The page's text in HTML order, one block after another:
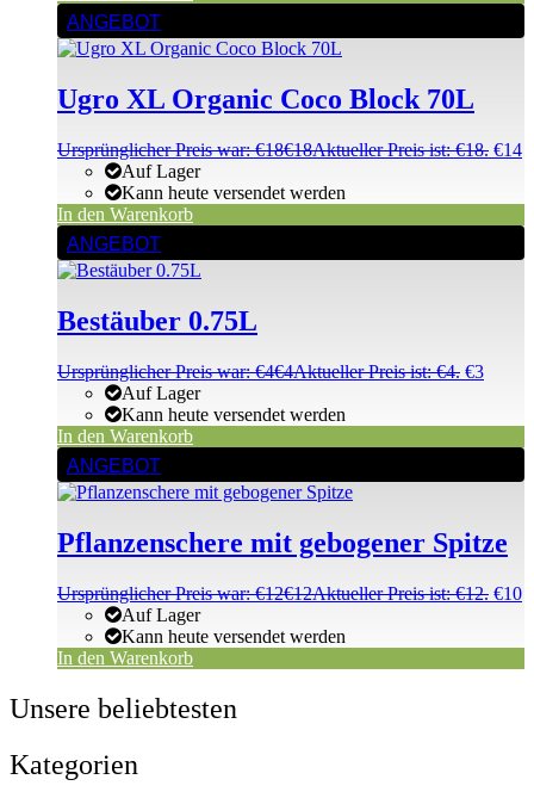
ANGEBOT
Ugro XL Organic Coco Block 70L
Ursprünglicher Preis war: €18€18Aktueller Preis ist: €18. €14
Auf Lager
Kann heute versendet werden
In den Warenkorb
ANGEBOT
Bestäuber 0.75L
Ursprünglicher Preis war: €4€4Aktueller Preis ist: €4. €3
Auf Lager
Kann heute versendet werden
In den Warenkorb
ANGEBOT
Pflanzenschere mit gebogener Spitze
Ursprünglicher Preis war: €12€12Aktueller Preis ist: €12. €10
Auf Lager
Kann heute versendet werden
In den Warenkorb
Unsere beliebtesten
Kategorien